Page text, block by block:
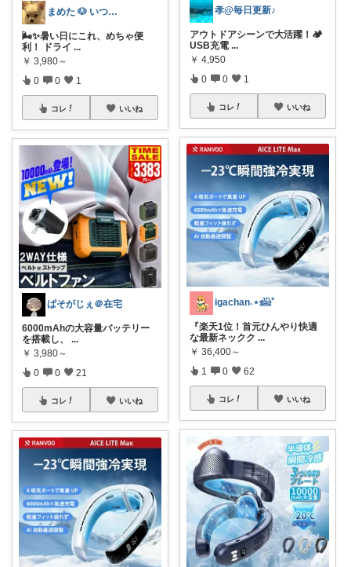
まめた 🐶 いつも感謝☺️感謝😄
🌬️✨暑い日にこれ、めちゃ便
利！ ドライ ...
￥ 3,980～
0 0 1
コレ いいね
ぱそがじぇ＠在宅
6000mAhの大容量バッテリー
を搭載し、
...
￥ 3,980～
0 0 21
コレ いいね
孝@毎日更新♪
アウトドアシーンで大活躍！🏕️
USB充電 ...
￥ 4,950
0 0 1
コレ いいね
igachan˖⋆𓊝ﾟ
『楽天1位！首元ひんやり快適
な最新ネックク ...
￥ 36,400～
1 0 62
コレ いいね